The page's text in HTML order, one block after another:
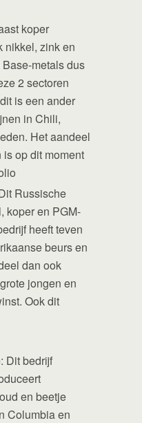
koper
nikkel, zink en
metals dus
2 sectoren
is een ander
in Chili,
Het aandeel
op dit moment
Russische
koper en PGM-
heeft teven
beurs en
dan ook
jongen en
Ook dit
Dit bedrijf
en beetje
Columbia en